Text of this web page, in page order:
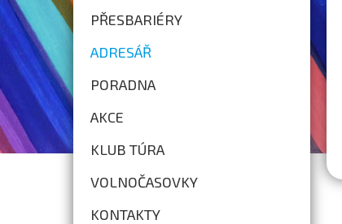
PŘESBARIÉRY
ADRESÁŘ
PORADNA
AKCE
KLUB TÚRA
VOLNOČASOVKY
KONTAKTY